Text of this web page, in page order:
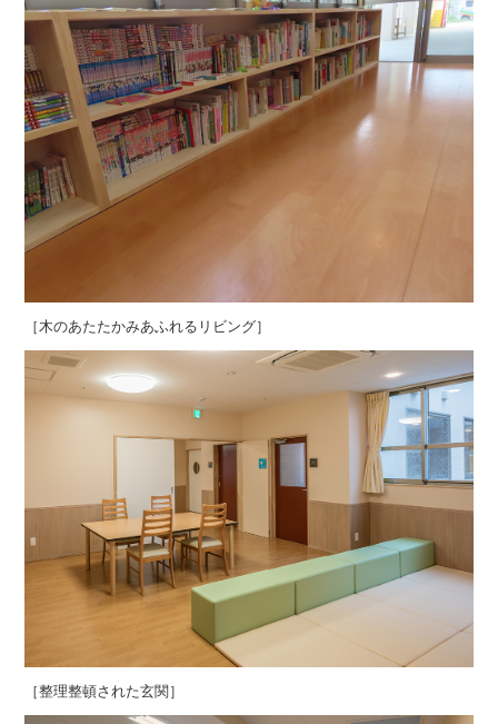
［木のあたたかみあふれるリビング］
［整理整頓された玄関］